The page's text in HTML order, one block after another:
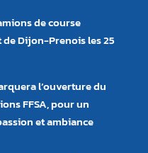
de course
Dijon-Prenois les 25
l’ouverture du
FFSA, pour un
et ambiance